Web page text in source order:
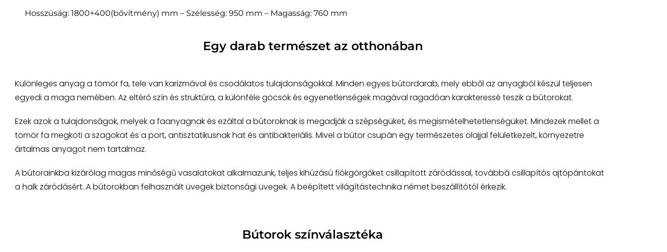
Hosszúság: 1800+400(bővítmény) mm – Szélesség: 950 mm – Magasság: 760 mm
Egy darab természet az otthonában
Különleges anyag a tömör fa, tele van karizmával és csodálatos tulajdonságokkal. Minden egyes bútordarab, mely ebből az anyagból készül teljesen
egyedi a maga nemében. Az eltérő szín és struktúra, a különféle göcsök és egyenetlenségek magával ragadóan karakteressé teszik a bútorokat.
Ezek azok a tulajdonságok, melyek a faanyagnak és ezáltal a bútoroknak is megadják a szépségüket, és megismételhetetlenségüket. Mindezek mellet a
tömör fa megköti a szagokat és a port, antisztatikusnak hat és antibakteriális. Mivel a bútor csupán egy természetes olajjal felületkezelt, környezetre
ártalmas anyagot nem tartalmaz.
A bútorainkba kizárólag magas minőségű vasalatokat alkalmazunk, teljes kihúzású fiókgörgőket csillapított záródással, továbbá csillapítós ajtópántokat
a halk záródásért. A bútorokban felhasznált üvegek biztonsági üvegek. A beépített világítástechnika német beszállítótól érkezik.
Bútorok színválasztéka